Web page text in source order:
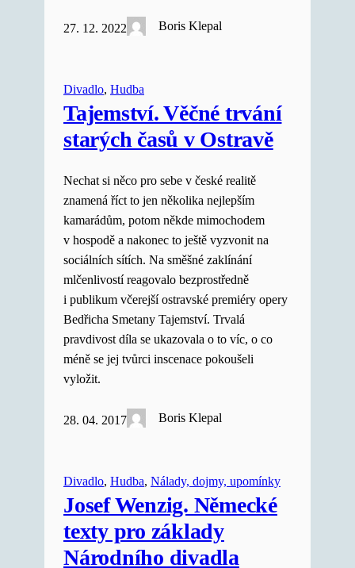
27. 12. 2022 Boris Klepal
Divadlo, Hudba
Tajemství. Věčné trvání
starých časů v Ostravě
Nechat si něco pro sebe v české realitě
znamená říct to jen několika nejlepším
kamarádům, potom někde mimochodem
v hospodě a nakonec to ještě vyzvonit na
sociálních sítích. Na směšné zaklínání
mlčenlivostí reagovalo bezprostředně
i publikum včerejší ostravské premiéry opery
Bedřicha Smetany Tajemství. Trvalá
pravdivost díla se ukazovala o to víc, o co
méně se jej tvůrci inscenace pokoušeli
vyložit.
28. 04. 2017 Boris Klepal
Divadlo, Hudba, Nálady, dojmy, upomínky
Josef Wenzig. Německé
texty pro základy
Národního divadla